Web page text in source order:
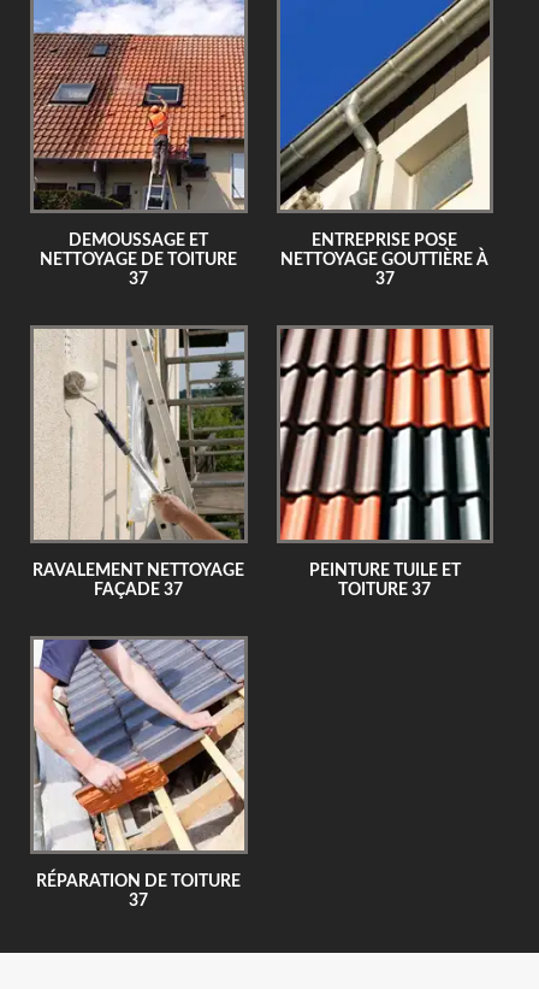
DEMOUSSAGE ET
NETTOYAGE DE TOITURE
37
ENTREPRISE POSE
NETTOYAGE GOUTTIÈRE À
37
RAVALEMENT NETTOYAGE
FAÇADE 37
PEINTURE TUILE ET
TOITURE 37
RÉPARATION DE TOITURE
37